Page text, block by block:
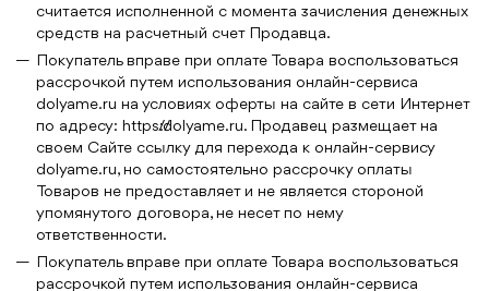
считается исполненной с момента зачисления денежных
средств на расчетный счет Продавца.
Покупатель вправе при оплате Товара воспользоваться
рассрочкой путем использования онлайн-сервиса
dolyame.ru на условиях оферты на сайте в сети Интернет
по адресу: https://dolyame.ru. Продавец размещает на
своем Сайте ссылку для перехода к онлайн-сервису
dolyame.ru, но самостоятельно рассрочку оплаты
Товаров не предоставляет и не является стороной
упомянутого договора, не несет по нему
ответственности.
Покупатель вправе при оплате Товара воспользоваться
рассрочкой путем использования онлайн-сервиса